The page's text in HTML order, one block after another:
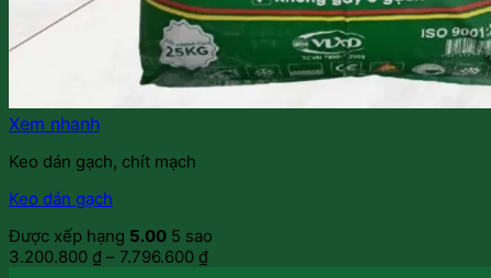
Xem nhanh
Keo dán gạch, chít mạch
Keo dán gạch
Được xếp hạng 5.00 5 sao
3.200.800 ₫ – 7.796.600 ₫